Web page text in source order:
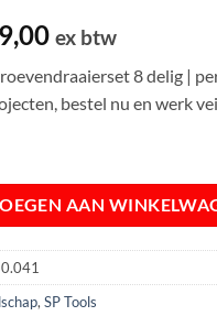
Huidige
is:
€ 49,00.
ex btw
8 delig |
bestel nu en werk
AAN
, SP Tools